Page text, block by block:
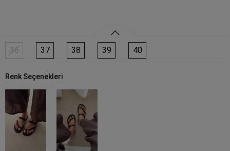
36 37 38 39 40
Renk Seçenekleri